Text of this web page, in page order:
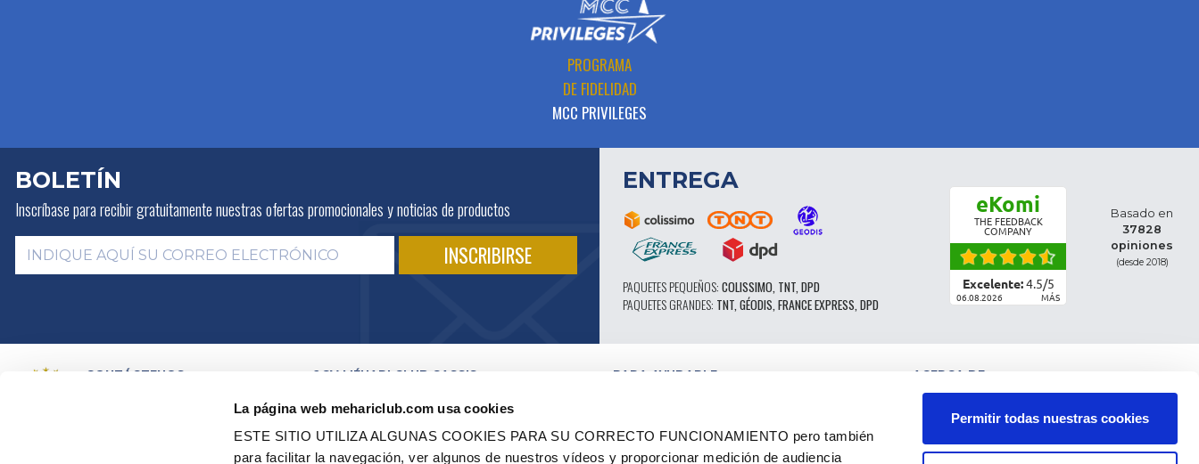
La página web mehariclub.com usa cookies
ESTE SITIO UTILIZA ALGUNAS COOKIES PARA SU CORRECTO FUNCIONAMIENTO pero también
para facilitar la navegación, ver algunos de nuestros vídeos y proporcionar medición de audiencia
Permitir todas nuestras cookies
PROGRAMA
DE FIDELIDAD
MCC PRIVILEGES
BOLETÍN
Inscríbase para recibir gratuitamentenuestras ofertas promocionales y noticias de productos
ENTREGA
PAQUETES PEQUEÑOS: COLISSIMO, TNT, DPD
PAQUETES GRANDES: TNT, GÉODIS, FRANCE EXPRESS, DPD
eKomi
THE FEEDBACK
COMPANY
Excelente:4.5/5
06.08.2026 MÁS
Basado en
37828
opiniones
(desde 2018)
CONTÁCTENOS
+ 33 (0)4 42
2CV MÉHARI CLUB CASSIS
ACTIVIDADES
PRESENTACIÓN EN VÍDEO
PARA AYUDARLE
CATÁLOGO
ACERCA DE
CLASIFICACIÓN DE LAS PIEZAS
CONDICIONES GENERALES DE VENTA
NOTAS LEGALES